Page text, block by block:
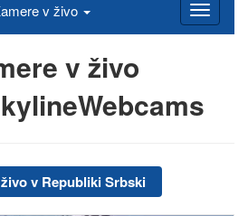
v živo
v živo
v Republiki Srbski